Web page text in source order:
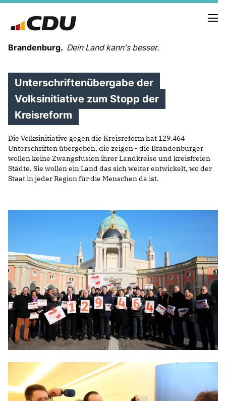
Brandenburg. Dein Land kann's besser.
MELDUNGEN
TERMINE
LANDESGESCHÄFTSSTELLE
ORGANISATION
KREISVERBÄNDE
VEREINIGUNGEN UND SONDERORGANISATIONEN
PARTEIGESCHICHTE
PARTEIGERICHT
IM LANDTAG
IN DER LANDESREGIERUNG
IM BUNDESTAG
IM EUROPÄISCHEN PARLAMENT
NEWSLETTER ABONNIEREN
BILDER
WICHTIGE BESCHLÜSSE DER CDU BRANDENBURG
75 JAHRE CDU BRANDENBURG
Unterschriftenübergabe der
Volksinitiative zum Stopp der
Kreisreform
Die Volksinitiative gegen die Kreisreform hat 129.464
Unterschriften übergeben, die zeigen - die Brandenburger
wollen keine Zwangsfusion ihrer Landkreise und kreisfreien
Städte. Sie wollen ein Land das sich weiter entwickelt, wo der
Staat in jeder Region für die Menschen da ist.